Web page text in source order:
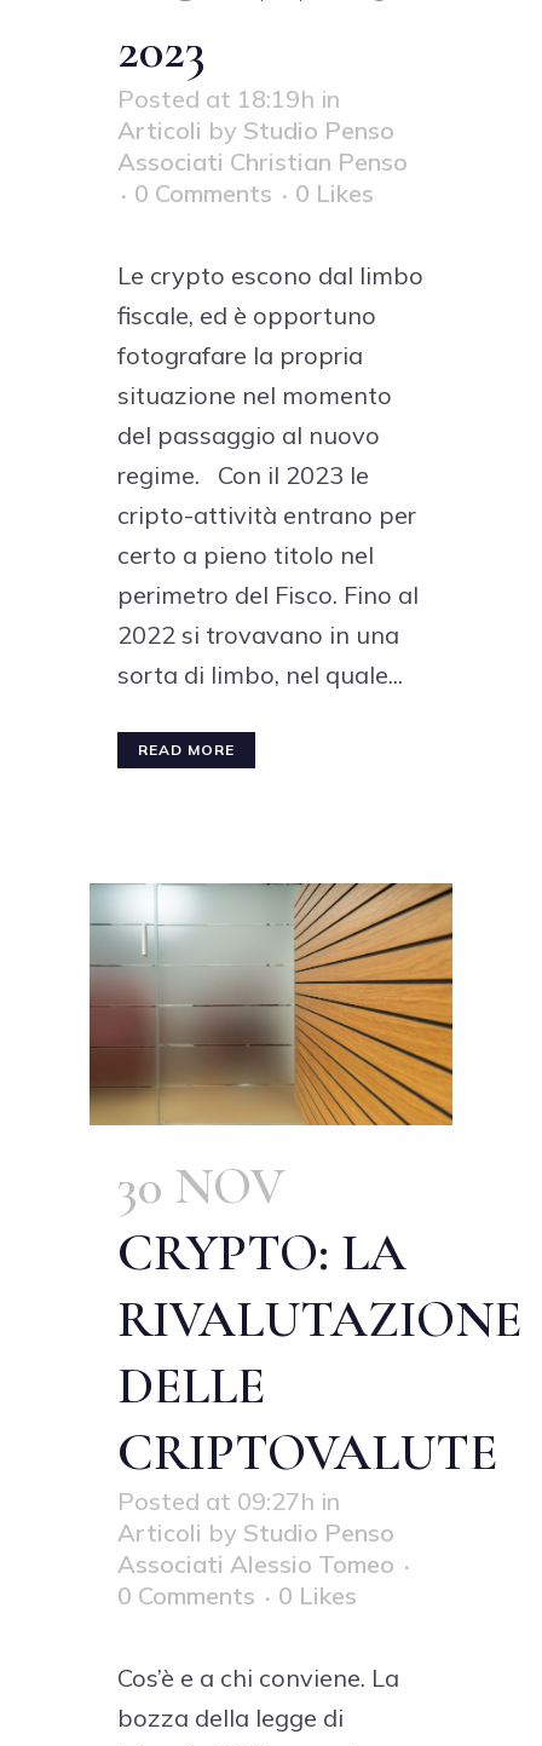
2023
Posted at 18:19h in
Articoli by Studio Penso
Associati Christian Penso
0 Comments
0 Likes
Le crypto escono dal limbo
fiscale, ed è opportuno
fotografare la propria
situazione nel momento
del passaggio al nuovo
regime. Con il 2023 le
cripto-attività entrano per
certo a pieno titolo nel
perimetro del Fisco. Fino al
2022 si trovavano in una
sorta di limbo, nel quale...
READ MORE
30 NOV
CRYPTO: LA
RIVALUTAZIONE
DELLE
CRIPTOVALUTE
Posted at 09:27h in
Articoli by Studio Penso
Associati Alessio Tomeo
0 Comments
0 Likes
Cos’è e a chi conviene. La
bozza della legge di